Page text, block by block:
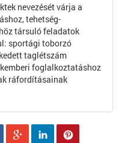
nevezését várja a
tehetség-
társuló feladatok
sportági toborzó
taglétszám
foglalkoztatáshoz
ráfordításainak